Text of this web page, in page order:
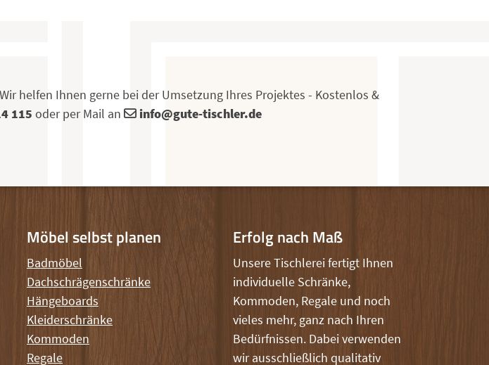
helfen Ihnen gerne bei der Umsetzung Ihres Projektes - Kostenlos &
115 oder per Mail an info@gute-tischler.de
Möbel selbst planen
Badmöbel
Dachschrägenschränke
Hängeboards
Kleiderschränke
Kommoden
Regale
Erfolg nach Maß
Unsere Tischlerei fertigt Ihnen
individuelle Schränke,
Kommoden, Regale und noch
vieles mehr, ganz nach Ihren
Bedürfnissen. Dabei verwenden
wir ausschließlich qualitativ